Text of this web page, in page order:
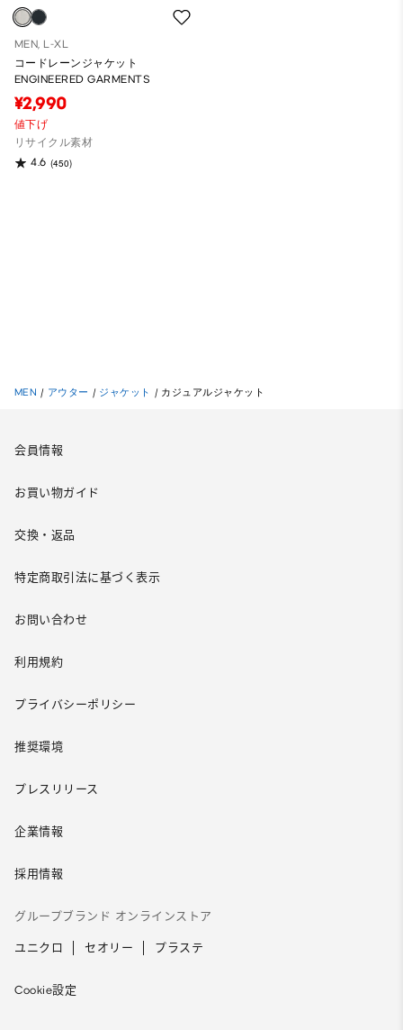
MEN, L-XL
コードレーンジャケット
ENGINEERED GARMENTS
¥2,990
値下げ
リサイクル素材
4.6 (450)
MEN / アウター / ジャケット / カジュアルジャケット
会員情報
お買い物ガイド
交換・返品
特定商取引法に基づく表示
お問い合わせ
利用規約
プライバシーポリシー
推奨環境
プレスリリース
企業情報
採用情報
グループブランド オンラインストア
ユニクロ セオリー プラステ
Cookie設定